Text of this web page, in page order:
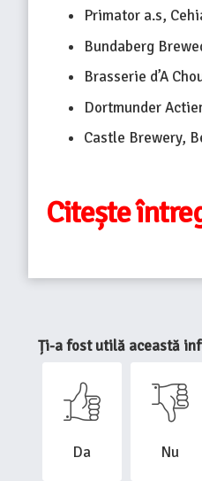
Primator a.s,
Bundaberg
Brasserie d’A
Dortmunder
Castle Brewery,
Citește
Ți-a fost utilă această
Da Nu